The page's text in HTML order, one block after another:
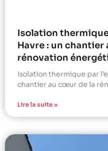
Isolation
Havre : un
rénovation
Isolation thermique par
chantier au cœur de la
Lire la suite »